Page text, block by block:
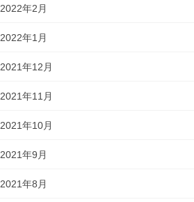
2022年2月
2022年1月
2021年12月
2021年11月
2021年10月
2021年9月
2021年8月